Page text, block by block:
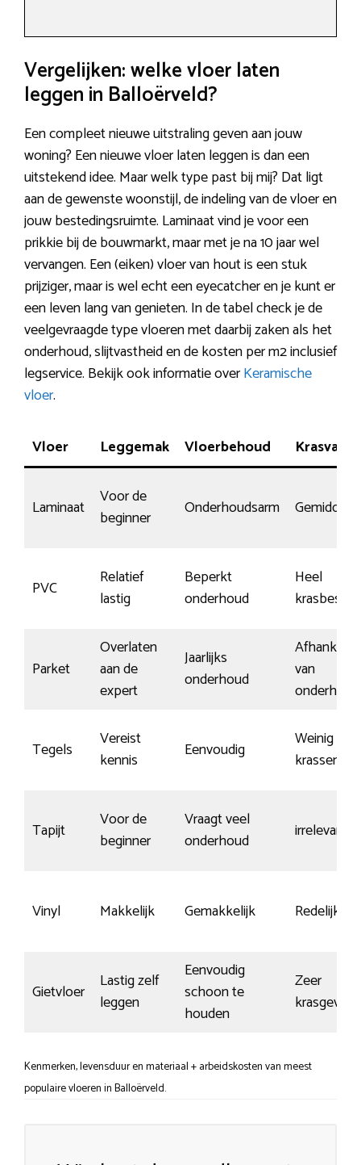
Vergelijken: welke vloer laten
leggen in Balloërveld?
Een compleet nieuwe uitstraling geven aan jouw
woning? Een nieuwe vloer laten leggen is dan een
uitstekend idee. Maar welk type past bij mij? Dat ligt
aan de gewenste woonstijl, de indeling van de vloer en
jouw bestedingsruimte. Laminaat vind je voor een
prikkie bij de bouwmarkt, maar met je na 10 jaar wel
vervangen. Een (eiken) vloer van hout is een stuk
prijziger, maar is wel echt een eyecatcher en je kunt er
een leven lang van genieten. In de tabel check je de
veelgevraagde type vloeren met daarbij zaken als het
onderhoud, slijtvastheid en de kosten per m2 inclusief
legservice. Bekijk ook informatie overKeramische
vloer.
Vloer Leggemak Vloerbehoud
Laminaat
Voor de
beginner
Onderhoudsarm Gemiddeld
PVC
Relatief
lastig
Beperkt
onderhoud
Heel
Parket
Overlaten
aan de
expert
Jaarlijks
onderhoud
Afhankelijk
van
onderhoud
Tegels
Vereist
kennis
Eenvoudig
Weinig
krassen
Tapijt
Voor de
beginner
Vraagt veel
onderhoud
irrelevant
Vinyl Makkelijk Gemakkelijk Redelijk
Gietvloer
Lastig zelf
leggen
Eenvoudig
schoon te
houden
Zeer
Kenmerken, levensduur en materiaal + arbeidskosten van meest
populaire vloeren in Balloërveld.